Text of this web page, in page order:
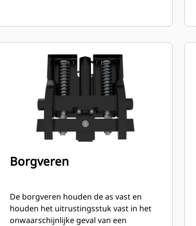
Borgveren
De borgveren houden de as vast en
houden het uitrustingsstuk vast in het
onwaarschijnlijke geval van een